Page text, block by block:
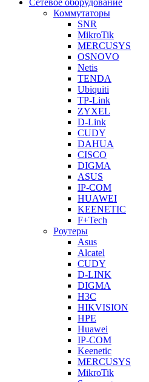
Сетевое оборудование
Коммутаторы
SNR
MikroTik
MERCUSYS
OSNOVO
Netis
TENDA
Ubiquiti
TP-Link
ZYXEL
D-Link
CUDY
DAHUA
CISCO
DIGMA
ASUS
IP-COM
HUAWEI
KEENETIC
F+Tech
Роутеры
Asus
Alcatel
CUDY
D-LINK
DIGMA
H3C
HIKVISION
HPE
Huawei
IP-COM
Keenetic
MERCUSYS
MikroTik